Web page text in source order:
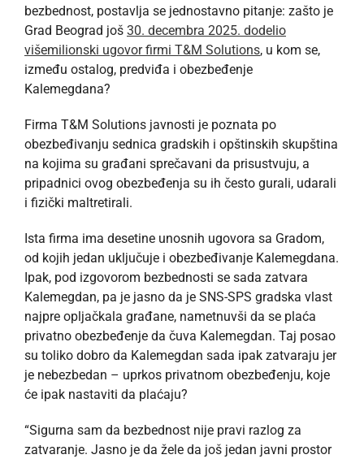
bezbednost, postavlja se jednostavno pitanje: zašto je
Grad Beograd još 30. decembra 2025. dodelio
višemilionski ugovor firmi T&M Solutions, u kom se,
između ostalog, predviđa i obezbeđenje
Kalemegdana?
Firma T&M Solutions javnosti je poznata po
obezbeđivanju sednica gradskih i opštinskih skupština
na kojima su građani sprečavani da prisustvuju, a
pripadnici ovog obezbeđenja su ih često gurali, udarali
i fizički maltretirali.
Ista firma ima desetine unosnih ugovora sa Gradom,
od kojih jedan uključuje i obezbeđivanje Kalemegdana.
Ipak, pod izgovorom bezbednosti se sada zatvara
Kalemegdan, pa je jasno da je SNS-SPS gradska vlast
najpre opljačkala građane, nametnuvši da se plaća
privatno obezbeđenje da čuva Kalemegdan. Taj posao
su toliko dobro da Kalemegdan sada ipak zatvaraju jer
je nebezbedan – uprkos privatnom obezbeđenju, koje
će ipak nastaviti da plaćaju?
“Sigurna sam da bezbednost nije pravi razlog za
zatvaranje. Jasno je da žele da još jedan javni prostor